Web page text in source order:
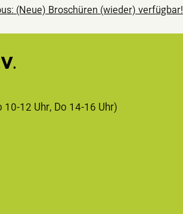
(Neue) Broschüren (wieder) verfügbar!
10-12 Uhr, Do 14-16 Uhr)